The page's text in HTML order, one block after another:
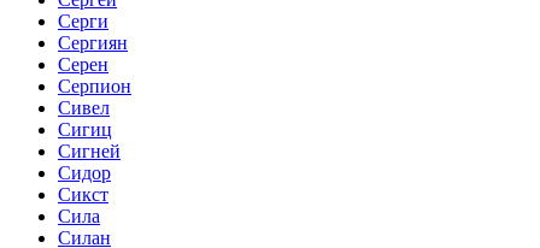
Серги
Сергиян
Серен
Серпион
Сивел
Сигиц
Сигней
Сидор
Сикст
Сила
Силан